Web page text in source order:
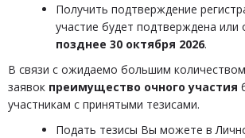
Получить подтверждение
участие будет подтверждена или
позднее 30 октября 2026.
В связи с ожидаемо большим количеством
заявок преимущество очного участия
участникам с принятыми тезисами.
Подать тезисы Вы можете в